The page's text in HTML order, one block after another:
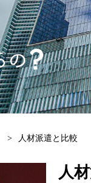
> 人材派遣と比較
人